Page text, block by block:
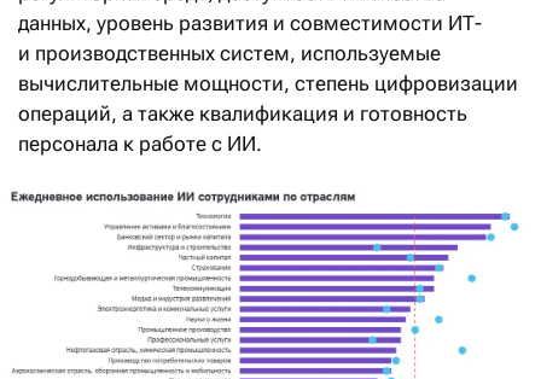
данных, уровень развития и совместимости ИТ-
и производственных систем, используемые
вычислительные мощности, степень цифровизации
операций, а также квалификация и готовность
персонала к работе с ИИ.